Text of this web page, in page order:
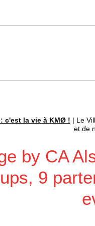
c'est la vie à KMØ ! | Le
et de
by CA
9